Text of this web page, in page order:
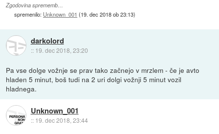
Zgodovina sprememb…
spremenilo: Unknown_001 (19. dec 2018 ob 23:13)
darkolord
:: 19. dec 2018, 23:20
Pa vse dolge vožnje se prav tako začnejo v mrzlem - če je avto
hladen 5 minut, boš tudi na 2 uri dolgi vožnji 5 minut vozil
hladnega.
Unknown_001
:: 19. dec 2018, 23:44